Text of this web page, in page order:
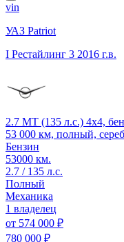
vin
УАЗ Patriot
I Рестайлинг 3 2016 г.в.
2.7 MT (135 л.с.) 4x4,
53 000 км, полный,
Бензин
53000 км.
2.7 / 135 л.с.
Полный
Механика
1 владелец
от 574 000 ₽
780 000 ₽